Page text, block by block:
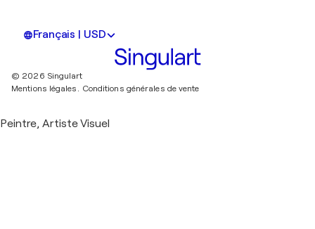
Français | USD
© 2026 Singulart
Mentions légales. Conditions générales de vente
Peintre, Artiste Visuel